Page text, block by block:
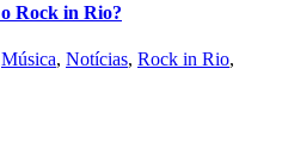
Rock in Rio?
Música, Notícias, Rock in Rio,